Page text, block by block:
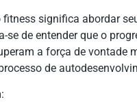
fitness significa abordar
de entender que o
a força de vontade
de